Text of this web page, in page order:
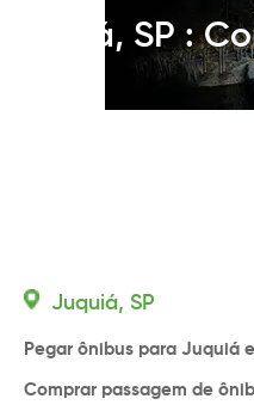
Juquiá, SP :
Juquiá, SP
Pegar ônibus para Juquiá
Comprar passagem de